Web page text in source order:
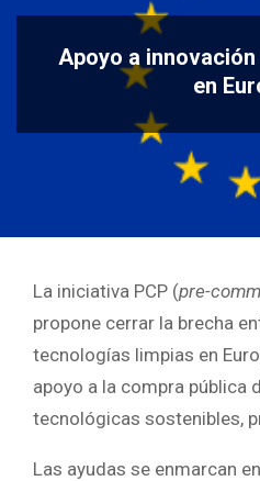
Apoyo a
en
La iniciativa PCP (pre-
propone cerrar la brecha
tecnologías limpias en
apoyo a la compra pública
tecnológicas sostenibles,
Las ayudas se enmarcan